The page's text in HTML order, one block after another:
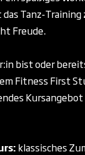
Tanz-
Freude.
bist oder
Fitness First
klassisches